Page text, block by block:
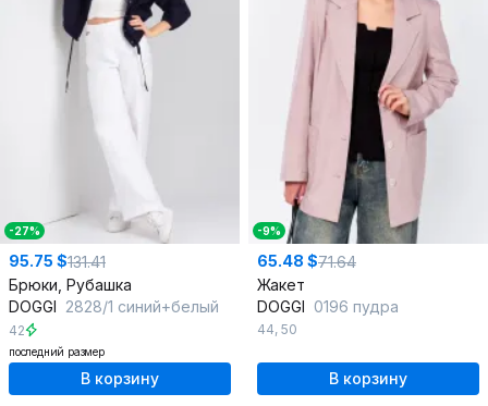
-27%
95.75 $131.41
Брюки, Рубашка
DOGGI 2828/1 синий+белый
42
последний размер
В корзину
-9%
65.48 $71.64
Жакет
DOGGI 0196 пудра
44, 50
В корзину